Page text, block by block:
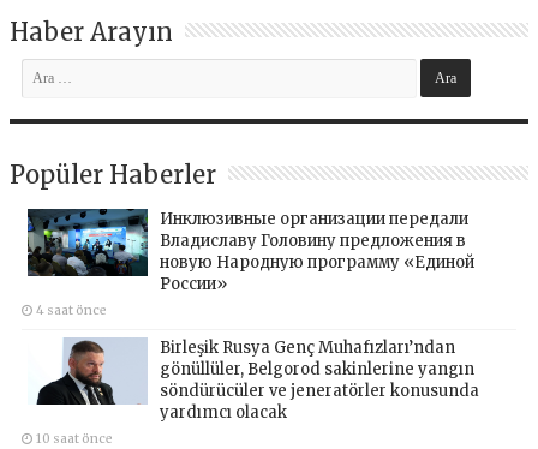
Haber Arayın
Popüler Haberler
Инклюзивные организации передали
Владиславу Головину предложения в
новую Народную программу «Единой
России»
4 saat önce
Birleşik Rusya Genç Muhafızları’ndan
gönüllüler, Belgorod sakinlerine yangın
söndürücüler ve jeneratörler konusunda
yardımcı olacak
10 saat önce